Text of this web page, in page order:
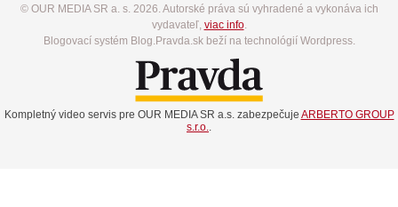
© OUR MEDIA SR a. s. 2026. Autorské práva sú vyhradené a vykonáva ich
vydavateľ, viac info.
Blogovací systém Blog.Pravda.sk beží na technológií Wordpress.
Kompletný video servis pre OUR MEDIA SR a.s. zabezpečuje ARBERTO GROUP
s.r.o.